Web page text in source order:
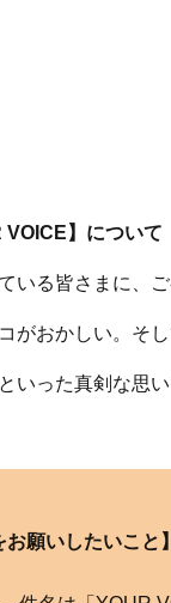
VOICE】について
いる皆さまに、
おかしい。そ
いった真剣な思
お願いしたいこと】